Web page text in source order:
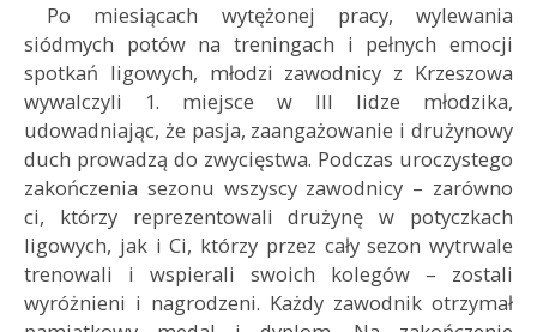
Po miesiącach wytężonej pracy, wylewania
siódmych potów na treningach i pełnych emocji
spotkań ligowych, młodzi zawodnicy z Krzeszowa
wywalczyli 1. miejsce w III lidze młodzika,
udowadniając, że pasja, zaangażowanie i drużynowy
duch prowadzą do zwycięstwa. Podczas uroczystego
zakończenia sezonu wszyscy zawodnicy – zarówno
ci, którzy reprezentowali drużynę w potyczkach
ligowych, jak i Ci, którzy przez cały sezon wytrwale
trenowali i wspierali swoich kolegów – zostali
wyróżnieni i nagrodzeni. Każdy zawodnik otrzymał